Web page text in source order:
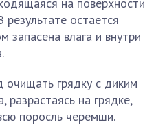
остается
запасена влага и внутри
очищать грядку с диким
разрастаясь на грядке,
поросль черемши.